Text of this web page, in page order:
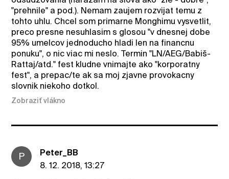
"prehnile" a pod.). Nemam zaujem rozvijat temu z
tohto uhlu. Chcel som primarne Monghimu vysvetlit,
preco presne nesuhlasim s glosou "v dnesnej dobe
95% umelcov jednoducho hladi len na financnu
ponuku", o nic viac mi neslo. Termin "LN/AEG/Babiš-
Rattaj/atd." fest kludne vnimajte ako "korporatny
fest", a prepac/te ak sa moj zjavne provokacny
slovnik niekoho dotkol.
Zobraziť vlákno
P
Peter_BB
8. 12. 2018, 13:27